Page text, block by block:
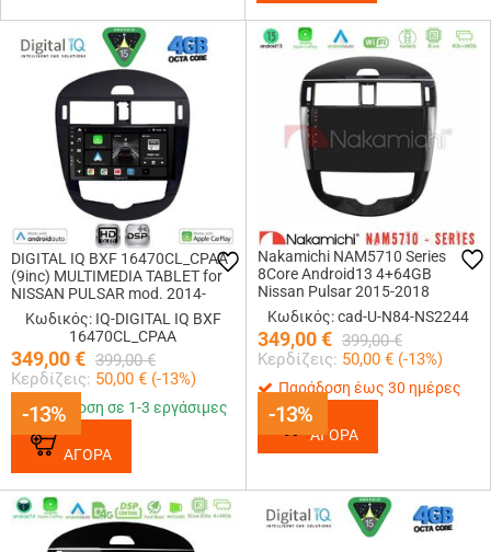
-13%
DIGITAL IQ BXF 16470CL_CPAA
(9inc) MULTIMEDIA TABLET for
NISSAN PULSAR mod. 2014-
2020 with CLIMA
Κωδικός: IQ-DIGITAL IQ BXF
16470CL_CPAA
349,00€ 399,00 €
Κερδίζεις: 50,00 € (-13%)
-13%
Παράδοση σε 1-3 εργάσιμες
ΑΓΟΡΑ
-13%
Nakamichi NAM5710 Series
8Core Android13 4+64GB
Nissan Pulsar 2015-2018
Navigation Multimedia Tablet 9
Κωδικός: cad-U-N84-NS2244
349,00€ 399,00 €
Κερδίζεις: 50,00 € (-13%)
-13%
Παράδοση έως 30 ημέρες
ΑΓΟΡΑ